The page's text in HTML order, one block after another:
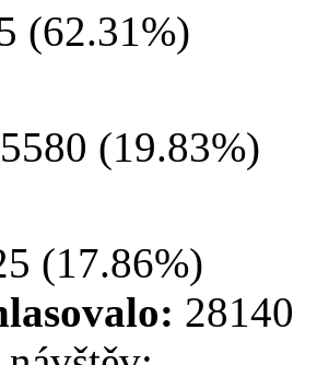
(62.31%)
5580 (19.83%)
(17.86%)
28140